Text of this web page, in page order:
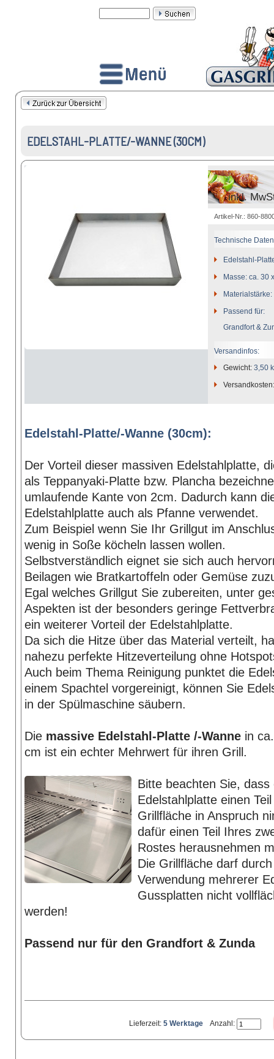
EDELSTAHL-PLATTE/-WANNE (30CM)
inkl.
Artikel-Nr.: 860-
Technische
Edelstahl-
Masse: ca. 30
Passend für:
Grandfort &
Versandinfos:
Gewicht: 3,50
Edelstahl-Platte/-Wanne (30cm):
Der Vorteil dieser massiven Edelstahlplatte,
als Teppanyaki-Platte bzw. Plancha
umlaufende Kante von 2cm. Dadurch kann
Edelstahlplatte auch als Pfanne verwendet.
Zum Beispiel wenn Sie Ihr Grillgut im
wenig in Soße köcheln lassen wollen.
Selbstverständlich eignet sie sich auch
Beilagen wie Bratkartoffeln oder Gemüse
Egal welches Grillgut Sie zubereiten, unter
Aspekten ist der besonders geringe
ein weiterer Vorteil der Edelstahlplatte.
Da sich die Hitze über das Material verteilt,
nahezu perfekte Hitzeverteilung ohne
Auch beim Thema Reinigung punktet die
einem Spachtel vorgereinigt, können Sie
in der Spülmaschine säubern.
Die massive Edelstahl-Platte /-Wanne in
cm ist ein echter Mehrwert für ihren Grill.
Bitte beachten Sie, dass
Edelstahlplatte einen
Grillfläche in Anspruch
dafür einen Teil Ihres
Rostes herausnehmen
Die Grillfläche darf
Verwendung mehrerer
Gussplatten nicht
werden!
Passend nur für den Grandfort & Zunda
Lieferzeit: 5 Werktage Anzahl: